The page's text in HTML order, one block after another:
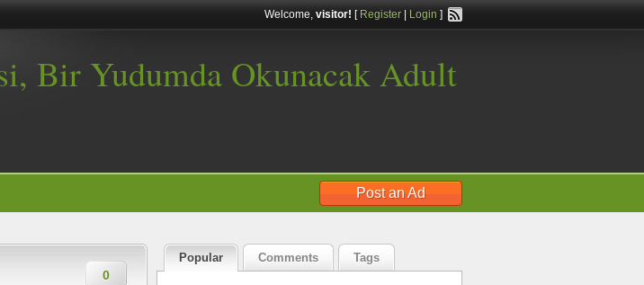
Welcome, visitor! [ Register Login ]
Bir Yudumda Okunacak Adult
Post an Ad
0
Popular Comments Tags